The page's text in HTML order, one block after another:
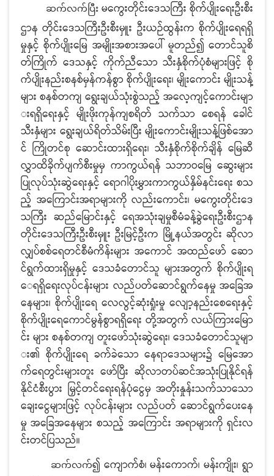
ဆက်လက်ပြီး မကွေးတိုင်းဒေသကြီး စိုက်ပျိုးရေးဦးစီး
ဌာန တိုင်းဒေသကြီးဦးစီးမှူး ဦးယဉ်ထွန်းက စိုက်ပျိုးရေရရှိ
မှုနှင့် စိုက်ပျိုးမြေ အမျိုးအစားအပေါ် မူတည်၍ တောင်သူစိ
တ်ကြိုက် ဒေသနှင့် ကိုက်ညီသော သီးနှံစိုက်ပုံစံများဖြင့် စို
က်ပျိုးနည်းစနစ်မှန်ကန်စွာ စိုက်ပျိုးရေး၊ မျိုးကောင်း မျိုးသန့်
များ စနစ်တကျ ရွေးချယ်သုံးစွဲသည့် အလေ့ကျင့်ကောင်းမျာ
းရရှိရေးနှင့် မျိုးဖိုးကုန်ကျစရိတ် သက်သာ စေရန် ခေါင်
သီးနှံများ ရွေးချယ်ရိတ်သိမ်းပြီး မျိုးကောင်းမျိုးသန့်ဖြစ်အော
င် ကြိုတင်စု ဆောင်းထားရှိရေး၊ သီးနှံစိုက်စိုက်ချိန် မြေဆီ
လွှာထိခိုက်ပျက်စီးမှုမှ ကာကွယ်ရန် သဘာဝမြေ ဆွေးများ
ပြုလုပ်သုံးဆွဲရေးနှင့် ရောဂါပိုးမွှားကာကွယ်နှိမ်နင်းရေး စသ
ည့် အကြောင်းအရာများကို လည်းကောင်း၊ မကွေးတိုင်းဒေ
သကြီး ဆည်မြောင်းနှင့် ရေအသုံးချမှုစီမံခန့်ခွဲရေးဦးစီးဌာန
တိုင်းဒေသကြီးဦးစီးမှူး ဦးမြင့်ဦးက မြို့နယ်အတွင်း ဆိုလာ
လျှပ်စစ်ရေတင်စီမံကိန်းများ အကောင် အထည်ဖော် ဆော
င်ရွက်ထားရှိမှုနှင့် ဒေသခံတောင်သူ များအတွက် စိုက်ပျိုးရ
ေရရှိရေးလုပ်ငန်းများ လည်ပတ်ဆောင်ရွက်နေမှု အခြေအ
နေများ၊ စိုက်ပျိုးရေ လေလွင့်ဆုံးရှုံးမှု လျော့နည်းစေရေးနှင့်
စိုက်ပျိုးရေကောင်မွန်စွာရရှိရေး တို့အတွက် လယ်ကြားမြော
င်း များ စနစ်တကျ တူးဖော်သုံးဆွဲရေး၊ ဒေသခံတောင်သူမျာ
း၏ စိုက်ပျိုးရေ ခက်ခဲသော နေရာဒေသများ၌ မြေအော
က်ရေတွင်းများတူး ဖော်ပြီး ဆိုလာတပ်ဆင်အသုံးပြုနိုင်ရန်
နိုင်ငံစီးပွား မြှင့်တင်ရေးရန်ပုံငွေမှ အတိုးနှုန်းသက်သာသော
ချေးငွေများဖြင့် လုပ်ငန်းများ လည်ပတ် ဆောင်ရွက်ပေးနေ
မှု အခြေအနေများ စသည့် အကြောင်း အရာများကို ရှင်းလ
င်းတင်ပြသည်။
ဆက်လက်၍ ကျောက်စံ၊ မန်းကောက်၊ မန်းကျိုး၊ ရွာ